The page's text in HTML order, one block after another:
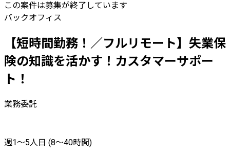
この案件は募集が終了しています
バックオフィス
【短時間勤務！／フルリモート】失業保
険の知識を活かす！カスタマーサポー
ト！
業務委託
週1〜5人日 (8〜40時間)